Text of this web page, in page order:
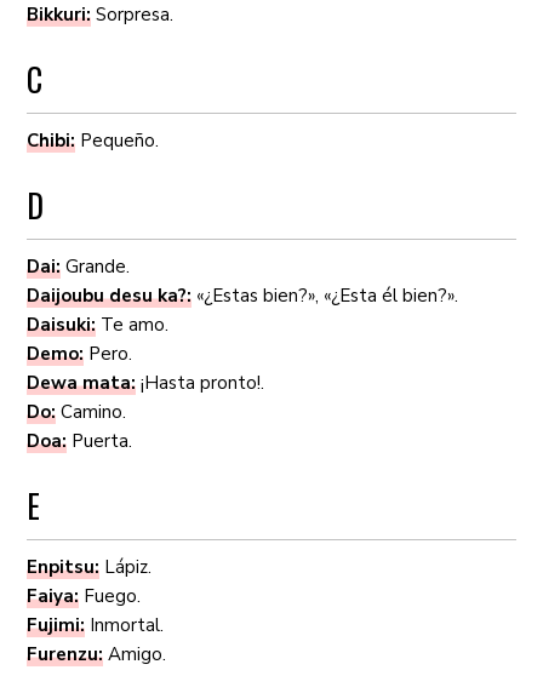
Bikkuri: Sorpresa.
C
Chibi: Pequeño.
D
Dai: Grande.
Daijoubu desu ka?: «¿Estas bien?», «¿Esta él bien?».
Daisuki: Te amo.
Demo: Pero.
Dewa mata: ¡Hasta pronto!.
Do: Camino.
Doa: Puerta.
E
Enpitsu: Lápiz.
Faiya: Fuego.
Fujimi: Inmortal.
Furenzu: Amigo.